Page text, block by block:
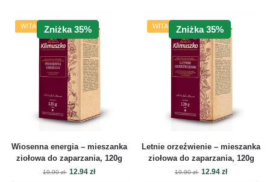
Zniżka 35%
WITALNOŚĆ
Wiosenna energia – mieszanka
ziołowa do zaparzania, 120g
19.90zł 12.94 zł
Zniżka 35%
WITALNOŚĆ
Letnie orzeźwienie – mieszanka
ziołowa do zaparzania, 120g
19.90zł 12.94 zł